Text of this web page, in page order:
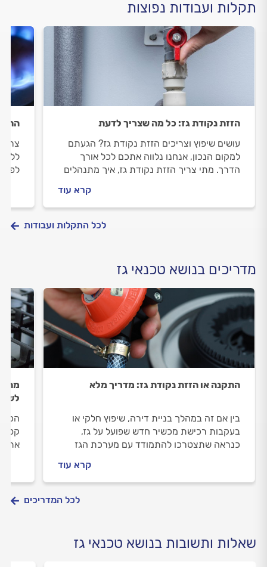
תקלות ועבודות נפוצות
הזזת נקודת גז: כל מה שצריך לדעת
עושים שיפוץ וצריכים הזזת נקודת גז? הגעתם
למקום הנכון, אנחנו נלווה אתכם לכל אורך
הדרך. מתי צריך הזזת נקודת גז, איך מתנהלים
קרא עוד
לכל התקלות ועבודות
מדריכים בנושא טכנאי גז
התקנה או הזזת נקודת גז: מדריך מלא
בין אם זה במהלך בניית דירה, שיפוץ חלקי או
בעקבות רכישת מכשיר חדש שפועל על גז,
כנראה שתצטרכו להתמודד עם מערכת הגז
התקנת נקודת גז, מה זה הזזה או פיצול נקודת
גז, מה משפיע על מחיר התקנת נקודת גז ואיך
קרא עוד
את
לכל המדריכים
שאלות ותשובות בנושא טכנאי גז